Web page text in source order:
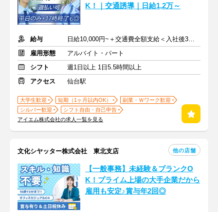
K！｜交通誘導｜日給1,2万～
給与
日給10,000円~＋交通費全額支給＜入社後3か月特別日給12,000円＞
雇用形態
アルバイト・パート
シフト
週1日以上 1日5.5時間以上
アクセス
仙台駅
大学生歓迎 短期（1ヶ月以内OK）
副業・Ｗワーク歓迎
シルバー歓迎
シフト自由・自己申告
アイエム株式会社の求人一覧を見る
文化シヤッター株式会社 東北支店 他の店舗
【一般事務】未経験＆ブランクO
K！プライム上場の大手企業だから
雇用も安定♪賞与年2回◎